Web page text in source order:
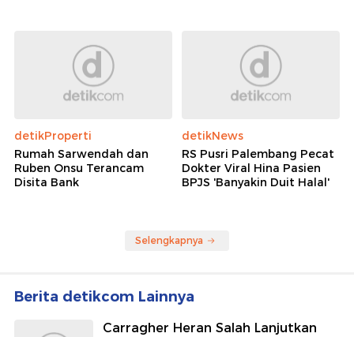
detikProperti
Rumah Sarwendah dan
Ruben Onsu Terancam
Disita Bank
detikNews
RS Pusri Palembang Pecat
Dokter Viral Hina Pasien
BPJS 'Banyakin Duit Halal'
Selengkapnya
Berita detikcom Lainnya
Carragher Heran Salah Lanjutkan